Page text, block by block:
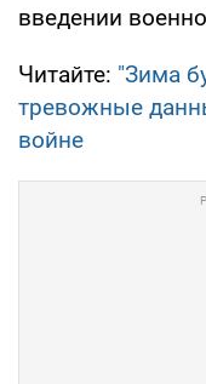
введении
Читайте: "Зима
тревожные
войне